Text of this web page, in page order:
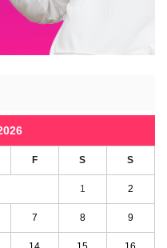
F S S
1 2
7 8 9